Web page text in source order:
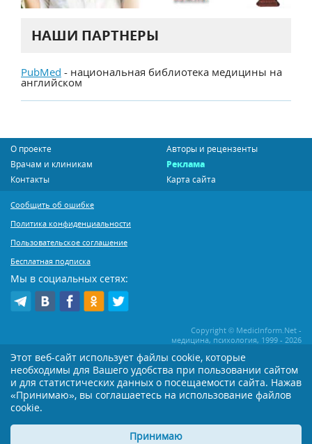
НАШИ ПАРТНЕРЫ
PubMed - национальная библиотека медицины на
английском
О проекте
Авторы и рецензенты
Врачам и клиникам
Реклама
Контакты
Карта сайта
Сообщить об ошибке
Политика конфиденциальности
Пользовательское соглашение
Бесплатная подписка
Мы в социальных сетях:
Copyright © MedicInform.Net -
медицина, психология, 1999 - 2026
Копирование или иное распространение статей нашего сайта строго
воспрещается. Копирование раздела "Новости" допускается при наличии
активной открытой для поисковиков ссылки на MedicInform.Net
Материалы на сайте представлены в справочных целях. Редакция не всегда
применением тех или иных рекомендаций настоятельно рекомендуется
посоветоваться с Вашим лечащим врачом!
Этот веб-сайт использует файлы cookie, которые
необходимы для Вашего удобства при пользовании сайтом
и для статистических данных о посещаемости сайта. Нажав
«Принимаю», вы соглашаетесь на использование файлов
cookie.
Принимаю